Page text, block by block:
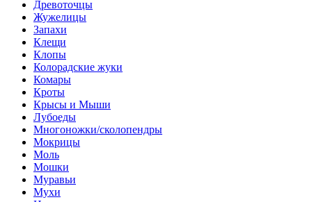
Древоточцы
Жужелицы
Запахи
Клещи
Клопы
Колорадские жуки
Комары
Кроты
Крысы и Мыши
Лубоеды
Многоножки/сколопендры
Мокрицы
Моль
Мошки
Муравьи
Мухи